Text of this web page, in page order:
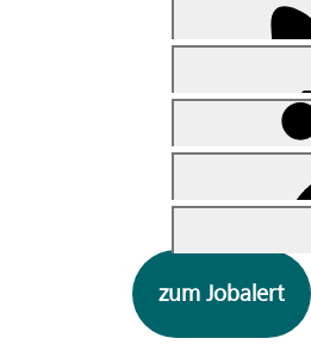
zum Jobalert